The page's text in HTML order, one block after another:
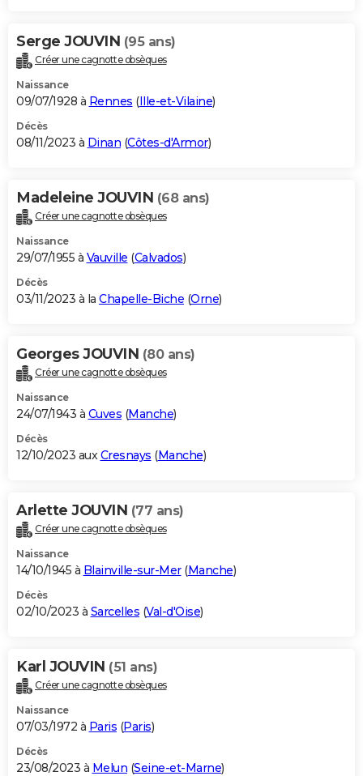
Serge JOUVIN (95 ans)
Créer une cagnotte obsèques
Naissance
09/07/1928 à Rennes (Ille-et-Vilaine)
Décès
08/11/2023 à Dinan (Côtes-d'Armor)
Madeleine JOUVIN (68 ans)
Créer une cagnotte obsèques
Naissance
29/07/1955 à Vauville (Calvados)
Décès
03/11/2023 à la Chapelle-Biche (Orne)
Georges JOUVIN (80 ans)
Créer une cagnotte obsèques
Naissance
24/07/1943 à Cuves (Manche)
Décès
12/10/2023 auxCresnays (Manche)
Arlette JOUVIN (77 ans)
Créer une cagnotte obsèques
Naissance
14/10/1945 à Blainville-sur-Mer(Manche)
Décès
02/10/2023 à Sarcelles (Val-d'Oise)
Karl JOUVIN (51 ans)
Créer une cagnotte obsèques
Naissance
07/03/1972 à Paris (Paris)
Décès
23/08/2023 à Melun (Seine-et-Marne)